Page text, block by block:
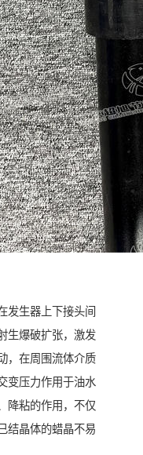
发生器上下接头间
生爆破扩张，激发
，在周围流体介质
变压力作用于油水
降粘的作用，不仅
结晶体的蜡晶不易